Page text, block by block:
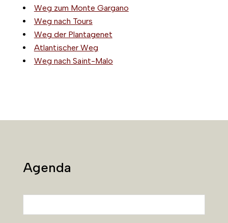
Weg zum Monte Gargano
Weg nach Tours
Weg der Plantagenet
Atlantischer Weg
Weg nach Saint-Malo
Agenda